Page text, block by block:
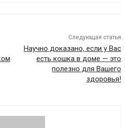
Следующая статья
Научно доказано, если у Вас
есть кошка в доме — это
полезно для Вашего
здоровья!